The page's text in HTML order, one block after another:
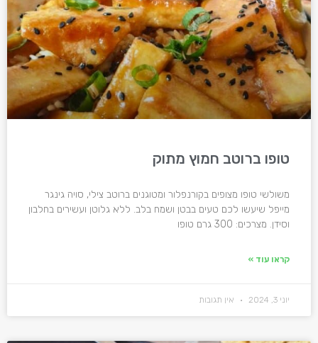
טופו ברוטב חמוץ מתוק
משולשי טופו מצופים בקורנפלור ומטוגנים ברוטב צילי, סויה גינגר
מייפל שיעשו לכם טעים בבטן ושמח בלב. ללא גלוטן ועשירים בחלבון
וסידן. מצרכים: 300 גרם טופו
קראו עוד »
יוני 3, 2024 אין תגובות